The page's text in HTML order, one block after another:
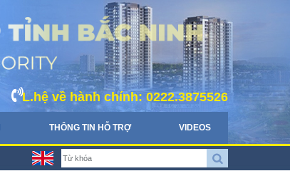
L.hệ về hành chính: 0222.3875526
THÔNG TIN HỖ TRỢ VIDEOS